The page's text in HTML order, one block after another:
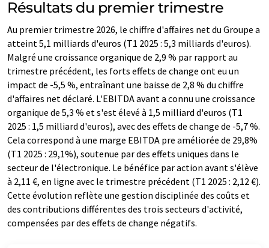
Résultats du premier trimestre
Au premier trimestre 2026, le chiffre d'affaires net du Groupe a
atteint 5,1 milliards d'euros (T1 2025 : 5,3 milliards d'euros).
Malgré une croissance organique de 2,9 % par rapport au
trimestre précédent, les forts effets de change ont eu un
impact de -5,5 %, entraînant une baisse de 2,8 % du chiffre
d'affaires net déclaré. L'EBITDA avant a connu une croissance
organique de 5,3 % et s'est élevé à 1,5 milliard d'euros (T1
2025 : 1,5 milliard d'euros), avec des effets de change de -5,7 %.
Cela correspond à une marge EBITDA pre améliorée de 29,8%
(T1 2025 : 29,1%), soutenue par des effets uniques dans le
secteur de l'électronique. Le bénéfice par action avant s'élève
à 2,11 €, en ligne avec le trimestre précédent (T1 2025 : 2,12 €).
Cette évolution reflète une gestion disciplinée des coûts et
des contributions différentes des trois secteurs d'activité,
compensées par des effets de change négatifs.